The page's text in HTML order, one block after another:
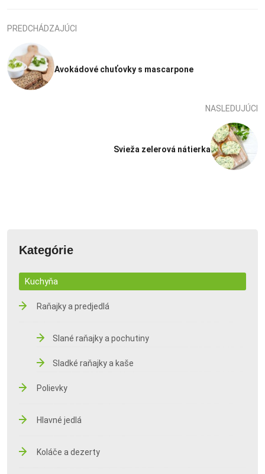
PREDCHÁDZAJÚCI
Avokádové chuťovky s mascarpone
NASLEDUJÚCI
Svieža zelerová nátierka
Kategórie
Kuchyňa
Raňajky a predjedlá
Slané raňajky a pochutiny
Sladké raňajky a kaše
Polievky
Hlavné jedlá
Koláče a dezerty